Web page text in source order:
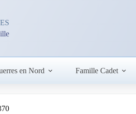
en Nord Famille Cadet